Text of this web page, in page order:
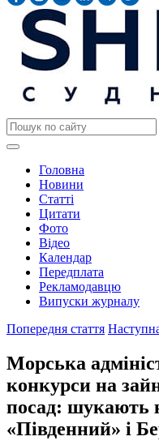
Головна
Новини
Статті
Цитати
Фото
Відео
Календар
Передплата
Рекламодавцю
Випуски журналу
Попередня стаття
Морська
конкурси на
посад: шукають
«Південний» і